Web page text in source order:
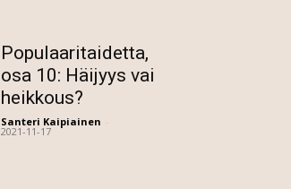
Populaaritaidetta,
osa 10: Häijyys vai
heikkous?
Santeri Kaipiainen -
2021-11-17